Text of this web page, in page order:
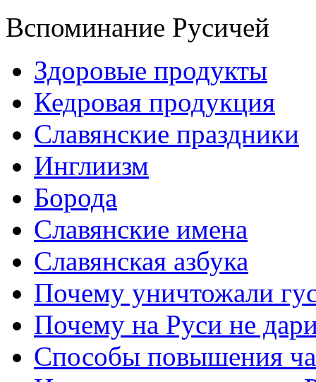
Вспоминание Русичей
Здоровые продукты
Кедровая продукция
Славянские праздники
Инглиизм
Борода
Славянские имена
Славянская азбука
Почему уничтожали
Почему на Руси не
Способы повышения